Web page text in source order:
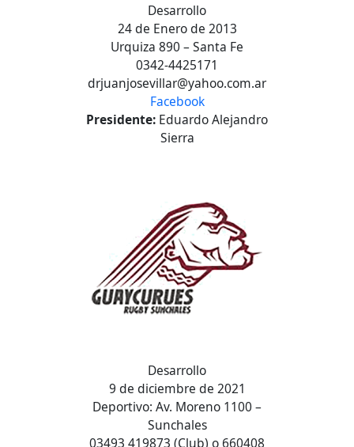
Desarrollo
24 de Enero de 2013
Urquiza 890 – Santa Fe
0342-4425171
drjuanjosevillar@yahoo.com.ar
Facebook
Presidente: Eduardo Alejandro
Sierra
Desarrollo
9 de diciembre de 2021
Deportivo: Av. Moreno 1100 –
Sunchales
03493 419873 (Club) o 660408